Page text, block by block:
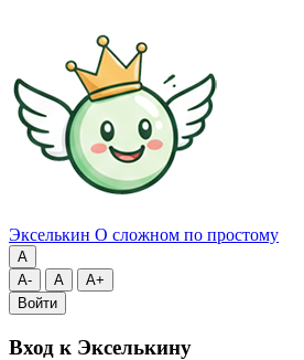
Экселькин О сложном по простому
A
A-
A
A+
Войти
Вход к Экселькину